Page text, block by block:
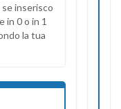
inserisco
in 0 o in 1
la tua